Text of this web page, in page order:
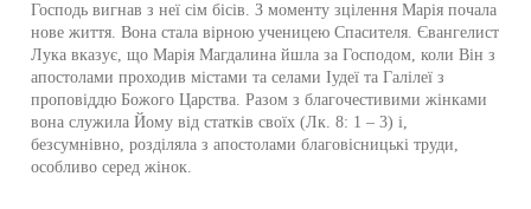
Господь вигнав з неї сім бісів. З моменту зцілення Марія почала
нове життя. Вона стала вірною ученицею Спасителя. Євангелист
Лука вказує, що Марія Магдалина йшла за Господом, коли Він з
апостолами проходив містами та селами Іудеї та Галілеї з
проповіддю Божого Царства. Разом з благочестивими жінками
вона служила Йому від статків своїх (Лк. 8: 1 – 3) і,
безсумнівно, розділяла з апостолами благовісницькі труди,
особливо серед жінок.